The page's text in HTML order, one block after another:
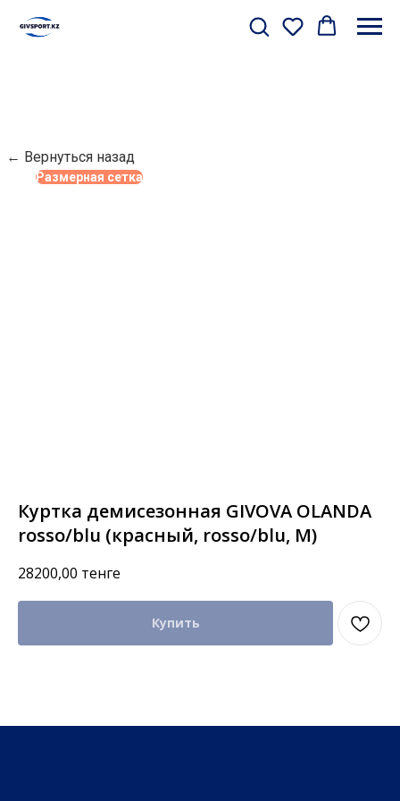
← Вернуться назад
Размерная сетка
Куртка демисезонная GIVOVA OLANDA
rosso/blu (красный, rosso/blu, M)
28200,00 тенге
Купить